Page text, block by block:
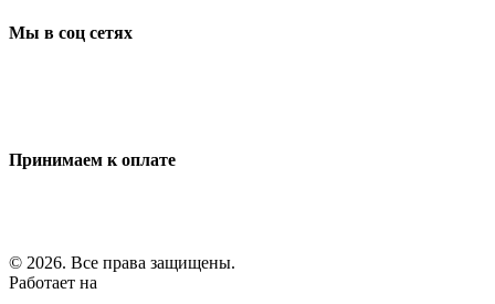
Мы в соц сетях
Принимаем к оплате
© 2026. Все права защищены.
Работает на